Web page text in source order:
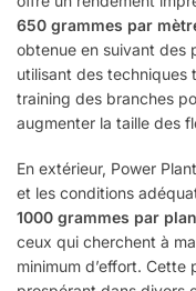
650 grammes par
obtenue en suivant des
utilisant des techniques
training des branches
augmenter la taille des
En extérieur, Power
et les conditions
1000 grammes par
ceux qui cherchent à
minimum d’effort.